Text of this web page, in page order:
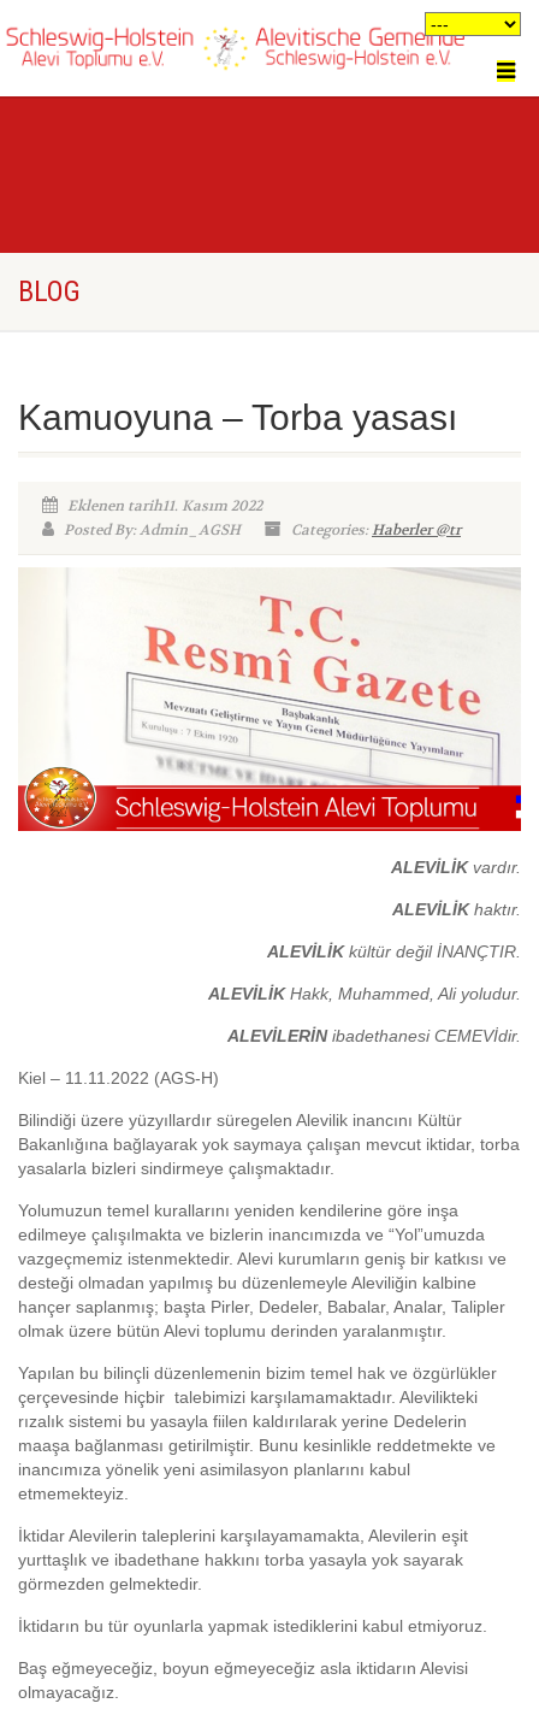
BLOG
Kamuoyuna – Torba yasası
Eklenen tarih11. Kasım 2022
Posted By: Admin_AGSH
Categories:Haberler @tr
ALEVİLİKvardır.
ALEVİLİKhaktır.
ALEVİLİKkültür değil İNANÇTIR.
ALEVİLİKHakk, Muhammed, Ali yoludur.
ALEVİLERİNibadethanesi CEMEVİdir.
Kiel – 11.11.2022 (AGS-H)
Bilindiği üzere yüzyıllardır süregelen Alevilik inancını Kültür
Bakanlığına bağlayarak yok saymaya çalışan mevcut iktidar, torba
yasalarla bizleri sindirmeye çalışmaktadır.
Yolumuzun temel kurallarını yeniden kendilerine göre inşa
edilmeye çalışılmakta ve bizlerin inancımızda ve “Yol”umuzda
vazgeçmemiz istenmektedir. Alevi kurumların geniş bir katkısı ve
desteği olmadan yapılmış bu düzenlemeyle Aleviliğin kalbine
hançer saplanmış; başta Pirler, Dedeler, Babalar, Analar, Talipler
olmak üzere bütün Alevi toplumu derinden yaralanmıştır.
Yapılan bu bilinçli düzenlemenin bizim temel hak ve özgürlükler
çerçevesinde hiçbir talebimizi karşılamamaktadır. Alevilikteki
rızalık sistemi bu yasayla fiilen kaldırılarak yerine Dedelerin
maaşa bağlanması getirilmiştir. Bunu kesinlikle reddetmekte ve
inancımıza yönelik yeni asimilasyon planlarını kabul
etmemekteyiz.
İktidar Alevilerin taleplerini karşılayamamakta, Alevilerin eşit
yurttaşlık ve ibadethane hakkını torba yasayla yok sayarak
görmezden gelmektedir.
İktidarın bu tür oyunlarla yapmak istediklerini kabul etmiyoruz.
Baş eğmeyeceğiz, boyun eğmeyeceğiz asla iktidarın Alevisi
olmayacağız.